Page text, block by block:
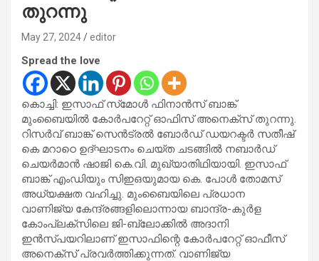
തുറന്നു
May 27, 2024 editor
Spread the love
കൊച്ചി: ഇസാഫ് സ്‌മോള്‍ ഫിനാന്‍സ് ബാങ്ക്
മുംബൈയില്‍ കോര്‍പറേറ്റ് ഓഫിസ് അനെക്സ് തുറന്നു.
റിസര്‍വ് ബാങ്ക് സെന്‍ട്രല്‍ ബോര്‍ഡ് ഡയറക്ടര്‍ സതീഷ്
കെ മറാഠെ ഉദ്ഘാടനം ചെയ്‌ത ചടങ്ങിൽ നബാര്‍ഡ്
ചെയര്‍മാന്‍ ഷാജി കെ.വി. മുഖ്യാതിഥിയായി. ഇസാഫ്
ബാങ്ക് എംഡിയും സിഇഒയുമായ കെ. പോള്‍ തോമസ്
അധ്യക്ഷത വഹിച്ചു. മുംബൈയിലെ പ്രധാന
വാണിജ്യ കേന്ദ്രങ്ങളിലൊന്നായ ബാന്ദ്ര-കുര്‍ള
കോംപ്ലക്‌സിലെ ജി-ബ്ലോക്കില്‍ അദാനി
ഇന്‍സ്പയറിലാണ് ഇസാഫിന്റെ കോര്‍പറേറ്റ് ഓഫീസ്
അനെക്സ് പ്രവര്‍ത്തിക്കുന്നത്. വാണിജ്യ